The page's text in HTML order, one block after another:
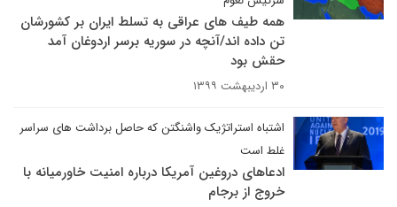
همه طیف های عراقی به تسلط ایران بر کشورشان
تن داده اند/آنچه در سوریه برسر اردوغان آمد
حقش بود
۳۰ اردیبهشت ۱۳۹۹
اشتباه استراتژیک واشنگتن که حاصل برداشت های سراسر
غلط است
ادعاهای دروغین آمریکا درباره امنیت خاورمیانه با
خروج از برجام